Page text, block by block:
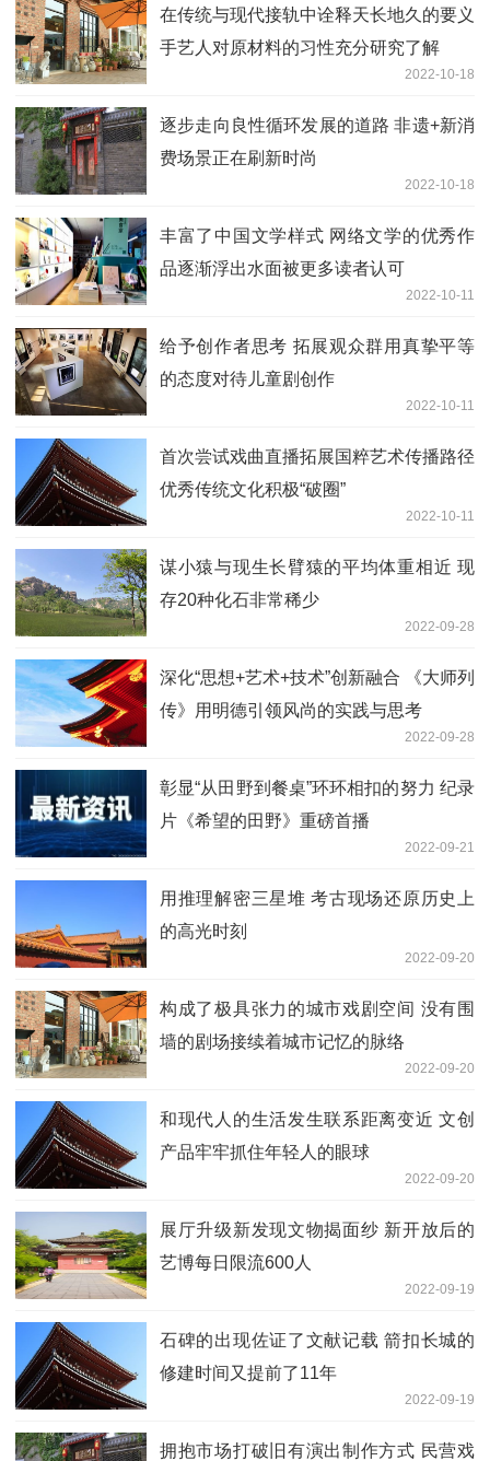
在传统与现代接轨中诠释天长地久的要义
手艺人对原材料的习性充分研究了解
2022-10-18
逐步走向良性循环发展的道路 非遗+新消
费场景正在刷新时尚
2022-10-18
丰富了中国文学样式 网络文学的优秀作
品逐渐浮出水面被更多读者认可
2022-10-11
给予创作者思考 拓展观众群用真挚平等
的态度对待儿童剧创作
2022-10-11
首次尝试戏曲直播拓展国粹艺术传播路径
优秀传统文化积极“破圈”
2022-10-11
谋小猿与现生长臂猿的平均体重相近 现
存20种化石非常稀少
2022-09-28
深化“思想+艺术+技术”创新融合 《大师列
传》用明德引领风尚的实践与思考
2022-09-28
彰显“从田野到餐桌”环环相扣的努力 纪录
片《希望的田野》重磅首播
2022-09-21
用推理解密三星堆 考古现场还原历史上
的高光时刻
2022-09-20
构成了极具张力的城市戏剧空间 没有围
墙的剧场接续着城市记忆的脉络
2022-09-20
和现代人的生活发生联系距离变近 文创
产品牢牢抓住年轻人的眼球
2022-09-20
展厅升级新发现文物揭面纱 新开放后的
艺博每日限流600人
2022-09-19
石碑的出现佐证了文献记载 箭扣长城的
修建时间又提前了11年
2022-09-19
拥抱市场打破旧有演出制作方式 民营戏